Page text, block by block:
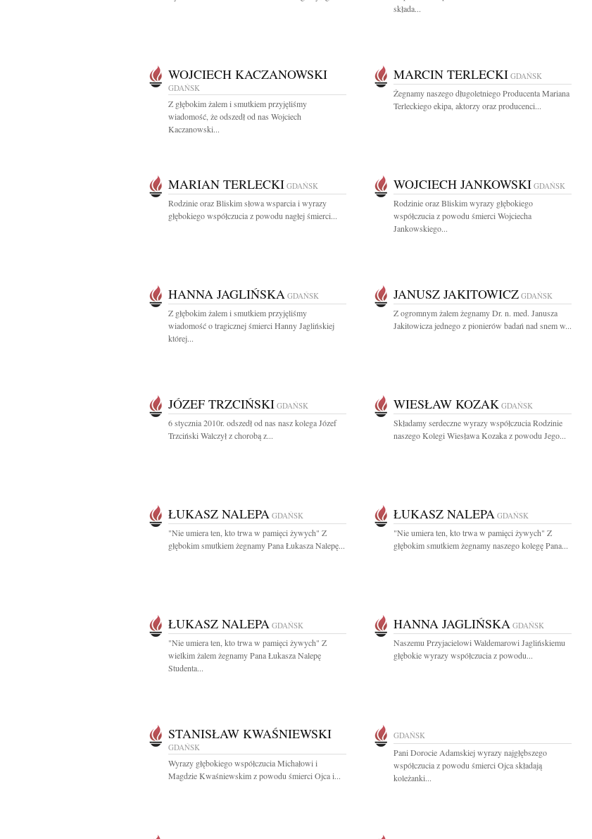
składa...
WOJCIECH KACZANOWSKI
GDAŃSK
Z głębokim żalem i smutkiem przyjęliśmy
wiadomość, że odszedł od nas Wojciech
Kaczanowski...
MARCIN TERLECKI GDAŃSK
Żegnamy naszego długoletniego Producenta Mariana
Terleckiego ekipa, aktorzy oraz producenci...
MARIAN TERLECKI GDAŃSK
Rodzinie oraz Bliskim słowa wsparcia i wyrazy
głębokiego współczucia z powodu nagłej śmierci...
WOJCIECH JANKOWSKI GDAŃSK
Rodzinie oraz Bliskim wyrazy głębokiego
współczucia z powodu śmierci Wojciecha
Jankowskiego...
HANNA JAGLIŃSKA GDAŃSK
Z głębokim żalem i smutkiem przyjęliśmy
wiadomość o tragicznej śmierci Hanny Jaglińskiej
której...
JANUSZ JAKITOWICZ GDAŃSK
Z ogromnym żalem żegnamy Dr. n. med. Janusza
Jakitowicza jednego z pionierów badań nad snem w...
JÓZEF TRZCIŃSKI GDAŃSK
6 stycznia 2010r. odszedł od nas nasz kolega Józef
Trzciński Walczył z chorobą z...
WIESŁAW KOZAK GDAŃSK
Składamy serdeczne wyrazy współczucia Rodzinie
naszego Kolegi Wiesława Kozaka z powodu Jego...
ŁUKASZ NALEPA GDAŃSK
"Nie umiera ten, kto trwa w pamięci żywych" Z
głębokim smutkiem żegnamy Pana Łukasza Nalepę...
ŁUKASZ NALEPA GDAŃSK
"Nie umiera ten, kto trwa w pamięci żywych" Z
głębokim smutkiem żegnamy naszego kolegę Pana...
ŁUKASZ NALEPA GDAŃSK
"Nie umiera ten, kto trwa w pamięci żywych" Z
wielkim żalem żegnamy Pana Łukasza Nalepę
Studenta...
HANNA JAGLIŃSKA GDAŃSK
Naszemu Przyjacielowi Waldemarowi Jaglińskiemu
głębokie wyrazy współczucia z powodu...
STANISŁAW KWAŚNIEWSKI
GDAŃSK
Wyrazy głębokiego współczucia Michałowi i
Magdzie Kwaśniewskim z powodu śmierci Ojca i...
GDAŃSK
Pani Dorocie Adamskiej wyrazy najgłębszego
współczucia z powodu śmierci Ojca składają
koleżanki...